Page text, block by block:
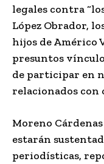
legales contra
López Obrador,
hijos de Américo
presuntos
de participar en
relacionados con
Moreno
estarán
periodísticas,